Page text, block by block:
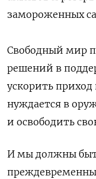
замороженных
Свободный мир
решений в
ускорить
нуждается в
и освободить
И мы должны